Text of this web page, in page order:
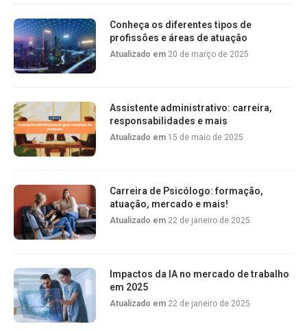
Conheça os diferentes tipos de
profissões e áreas de atuação
Atualizado em 20 de março de 2025
Assistente administrativo: carreira,
responsabilidades e mais
Atualizado em 15 de maio de 2025
Carreira de Psicólogo: formação,
atuação, mercado e mais!
Atualizado em 22 de janeiro de 2025
Impactos da IA no mercado de trabalho
em 2025
Atualizado em 22 de janeiro de 2025